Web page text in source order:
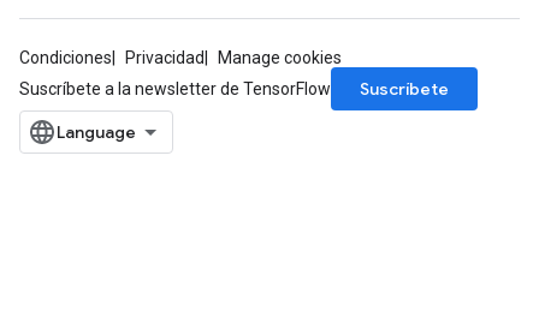
Condiciones Privacidad
Manage cookies
Suscríbete a la newsletter de TensorFlow
Suscríbete